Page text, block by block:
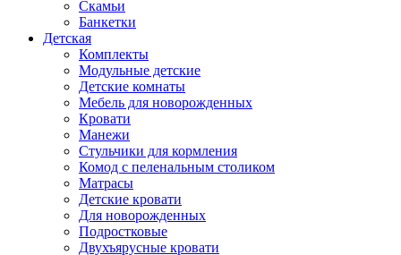
Скамьи
Банкетки
Детская
Комплекты
Модульные детские
Детские комнаты
Мебель для новорожденных
Кровати
Манежи
Стульчики для кормления
Комод с пеленальным столиком
Матрасы
Детские кровати
Для новорожденных
Подростковые
Двухъярусные кровати